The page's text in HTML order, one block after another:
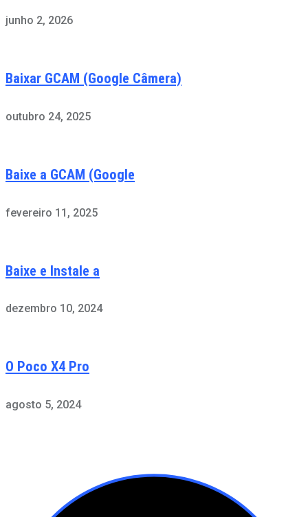
junho 2, 2026
Baixar GCAM (Google Câmera)
outubro 24, 2025
Baixe a GCAM (Google
fevereiro 11, 2025
Baixe e Instale a
dezembro 10, 2024
O Poco X4 Pro
agosto 5, 2024